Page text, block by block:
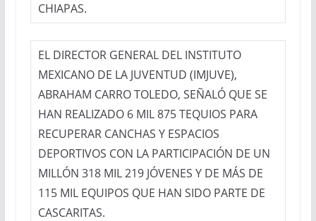
CHIAPAS.
EL DIRECTOR GENERAL DEL INSTITUTO
MEXICANO DE LA JUVENTUD (IMJUVE),
ABRAHAM CARRO TOLEDO, SEÑALÓ QUE SE
HAN REALIZADO 6 MIL 875 TEQUIOS PARA
RECUPERAR CANCHAS Y ESPACIOS
DEPORTIVOS CON LA PARTICIPACIÓN DE UN
MILLÓN 318 MIL 219 JÓVENES Y DE MÁS DE
115 MIL EQUIPOS QUE HAN SIDO PARTE DE
CASCARITAS.